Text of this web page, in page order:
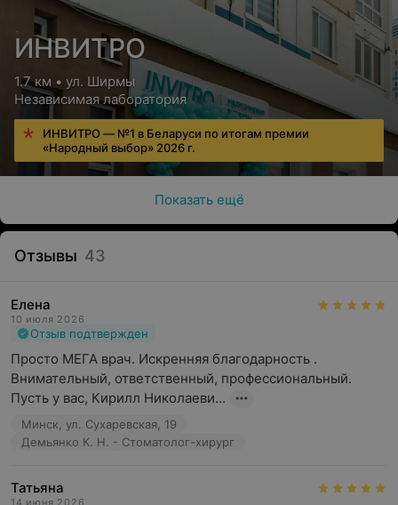
ИНВИТРО
1.7 км • ул. Ширмы
Независимая лаборатория
ИНВИТРО — №1 в Беларуси по итогам премии
«Народный выбор» 2026 г.
Показать ещё
Отзывы 43
Елена
10 июля 2026
Отзыв подтвержден
Просто МЕГА врач. Искренняя благодарность .
Внимательный, ответственный, профессиональный.
Пусть у вас, Кирилл Николаеви...
Минск, ул. Сухаревская, 19
Демьянко К. Н. - Стоматолог-хирург
Татьяна
14 июня 2026